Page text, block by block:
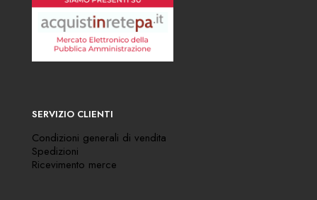
SERVIZIO CLIENTI
Condizioni generali di vendita
Spedizioni
Ricevimento merce